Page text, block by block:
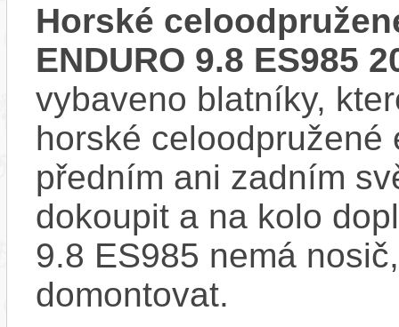
Horské
ENDURO 9.8 ES985
vybaveno blatníky,
horské
předním ani zadním
dokoupit a na kolo
9.8 ES985 nemá
domontovat.